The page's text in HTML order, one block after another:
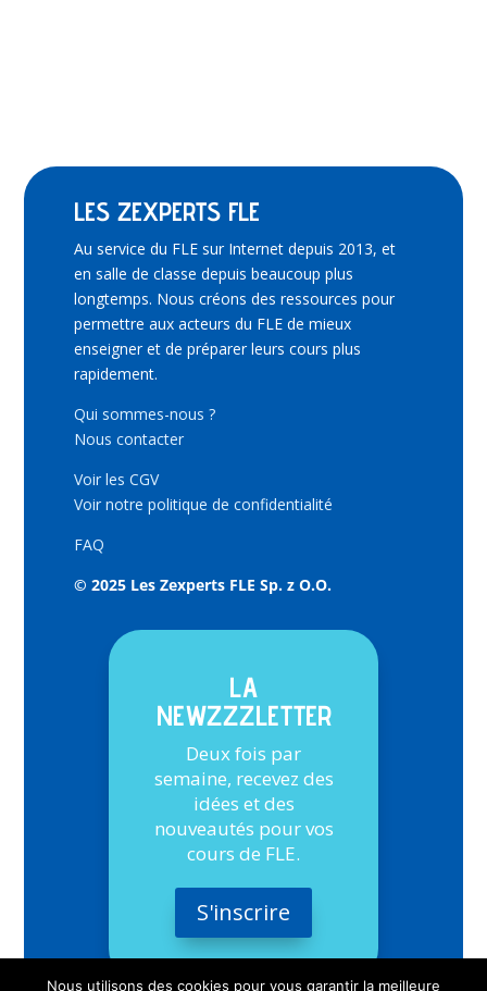
LES ZEXPERTS FLE
Au service du FLE sur Internet depuis 2013, et
en salle de classe depuis beaucoup plus
longtemps. Nous créons des ressources pour
permettre aux acteurs du FLE de mieux
enseigner et de préparer leurs cours plus
rapidement.
Qui sommes-nous ?
Nous contacter
Voir les CGV
Voir notre politique de confidentialité
FAQ
© 2025 Les Zexperts FLE Sp. z O.O.
LA
NEWZZZLETTER
Deux fois par
semaine, recevez des
idées et des
nouveautés pour vos
cours de FLE.
S'inscrire
Nous utilisons des cookies pour vous garantir la meilleure